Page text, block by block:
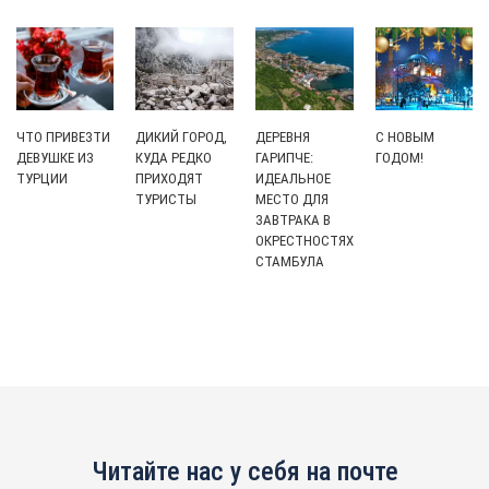
ЧТО ПРИВЕЗТИ
ДЕВУШКЕ ИЗ
ТУРЦИИ
ДИКИЙ ГОРОД,
КУДА РЕДКО
ПРИХОДЯТ
ТУРИСТЫ
ДЕРЕВНЯ
ГАРИПЧЕ:
ИДЕАЛЬНОЕ
МЕСТО ДЛЯ
ЗАВТРАКА В
ОКРЕСТНОСТЯХ
СТАМБУЛА
С НОВЫМ
ГОДОМ!
Читайте нас у себя на почте